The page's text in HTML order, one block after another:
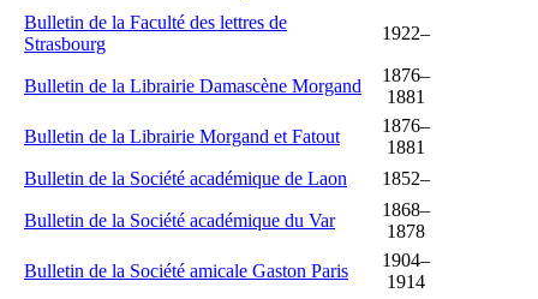
Bulletin de la Faculté des lettres de
Strasbourg
1922–
Bulletin de la Librairie Damascène Morgand
1876–
1881
Bulletin de la Librairie Morgand et Fatout
1876–
1881
Bulletin de la Société académique de Laon
1852–
Bulletin de la Société académique du Var
1868–
1878
Bulletin de la Société amicale Gaston Paris
1904–
1914